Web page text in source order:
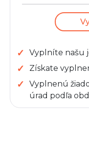
Vyplníte našu
Získate
Vyplnenú
úrad podľa